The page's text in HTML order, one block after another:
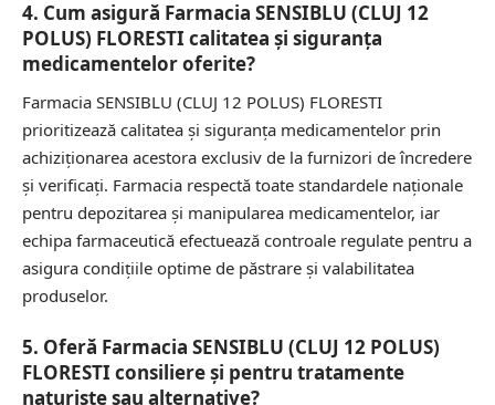
4. Cum asigură Farmacia SENSIBLU (CLUJ 12
POLUS) FLORESTI calitatea și siguranța
medicamentelor oferite?
Farmacia SENSIBLU (CLUJ 12 POLUS) FLORESTI
prioritizează calitatea și siguranța medicamentelor prin
achiziționarea acestora exclusiv de la furnizori de încredere
și verificați. Farmacia respectă toate standardele naționale
pentru depozitarea și manipularea medicamentelor, iar
echipa farmaceutică efectuează controale regulate pentru a
asigura condițiile optime de păstrare și valabilitatea
produselor.
5. Oferă Farmacia SENSIBLU (CLUJ 12 POLUS)
FLORESTI consiliere și pentru tratamente
naturiste sau alternative?